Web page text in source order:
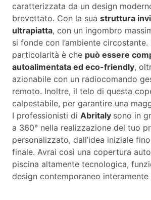
caratterizzata da un design
brevettato. Con la sua struttura
ultrapiatta, con un ingombro
si fonde con l’ambiente circostante.
particolarità è che può essere
autoalimentata ed eco-friendly,
azionabile con un radiocomando
remoto. Inoltre, il telo di questa
calpestabile, per garantire una
I professionisti di Abritaly sono in
a 360° nella realizzazione del tuo
personalizzato, dall’idea iniziale
finale. Avrai così una copertura
piscina altamente tecnologica,
design contemporaneo interamente